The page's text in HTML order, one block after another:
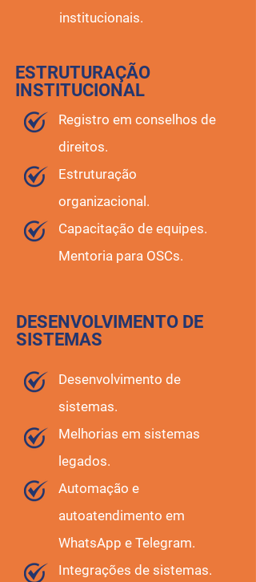
institucionais.
ESTRUTURAÇÃO
INSTITUCIONAL
Registro em conselhos de
direitos.
Estruturação
organizacional.
Capacitação de equipes.
Mentoria para OSCs.
DESENVOLVIMENTO DE
SISTEMAS
Desenvolvimento de
sistemas.
Melhorias em sistemas
legados.
Automação e
autoatendimento em
WhatsApp e Telegram.
Integrações de sistemas.